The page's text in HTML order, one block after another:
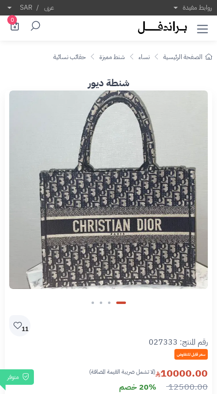
روابط مفيدة عربى /
SAR
0
الصفحة الرئيسية نساء شنط مميزة حقائب نسائية
شنطة ديور
11
رقم المنتج: 027333
سعر قابل للتفاوض
متوفر 10000.00 (لا تشمل ضريبة القيمة المضافة)
12500.00 20% خصم